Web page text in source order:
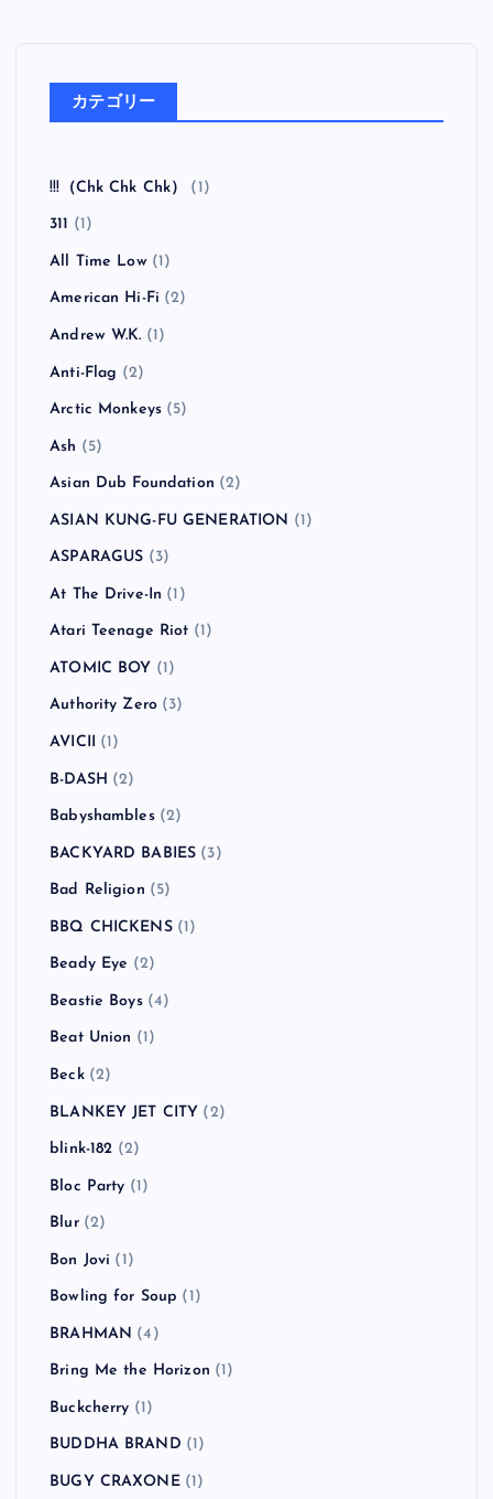
カテゴリー
!!!（Chk Chk Chk） (1)
311 (1)
All Time Low(1)
American Hi-Fi (2)
Andrew W.K. (1)
Anti-Flag (2)
Arctic Monkeys (5)
Ash (5)
Asian Dub Foundation (2)
ASIAN KUNG-FU GENERATION (1)
ASPARAGUS (3)
At The Drive-In (1)
Atari Teenage Riot (1)
ATOMIC BOY (1)
Authority Zero (3)
AVICII (1)
B-DASH (2)
Babyshambles(2)
BACKYARD BABIES (3)
Bad Religion (5)
BBQ CHICKENS(1)
Beady Eye (2)
Beastie Boys(4)
Beat Union (1)
Beck(2)
BLANKEY JET CITY (2)
blink-182 (2)
Bloc Party (1)
Blur(2)
Bon Jovi (1)
Bowling for Soup (1)
BRAHMAN (4)
Bring Me the Horizon (1)
Buckcherry (1)
BUDDHA BRAND (1)
BUGY CRAXONE(1)